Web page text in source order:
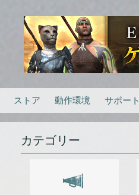
ストア 動作環境 サポート
カテゴリー